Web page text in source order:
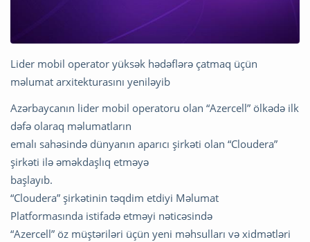
Lider mobil operator yüksək hədəflərə çatmaq üçün
məlumat arxitekturasını yeniləyib
Azərbaycanın lider mobil operatoru olan “Azercell” ölkədə ilk
dəfə olaraq məlumatların
emalı sahəsində dünyanın aparıcı şirkəti olan “Cloudera”
şirkəti ilə əməkdaşlıq etməyə
başlayıb.
“Cloudera” şirkətinin təqdim etdiyi Məlumat
Platformasında istifadə etməyi nəticəsində
“Azercell” öz müştəriləri üçün yeni məhsulları və xidmətləri